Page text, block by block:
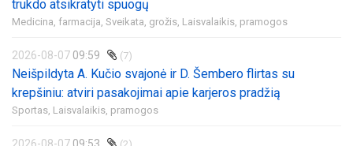
trukdo atsikratyti spuogų
Medicina, farmacija, Sveikata, grožis, Laisvalaikis, pramogos
2026-08-07 09:59 (7)
Neišpildyta A. Kučio svajonė ir D. Šembero flirtas su
krepšiniu: atviri pasakojimai apie karjeros pradžią
Sportas, Laisvalaikis, pramogos
2026-08-07 09:53 (2)